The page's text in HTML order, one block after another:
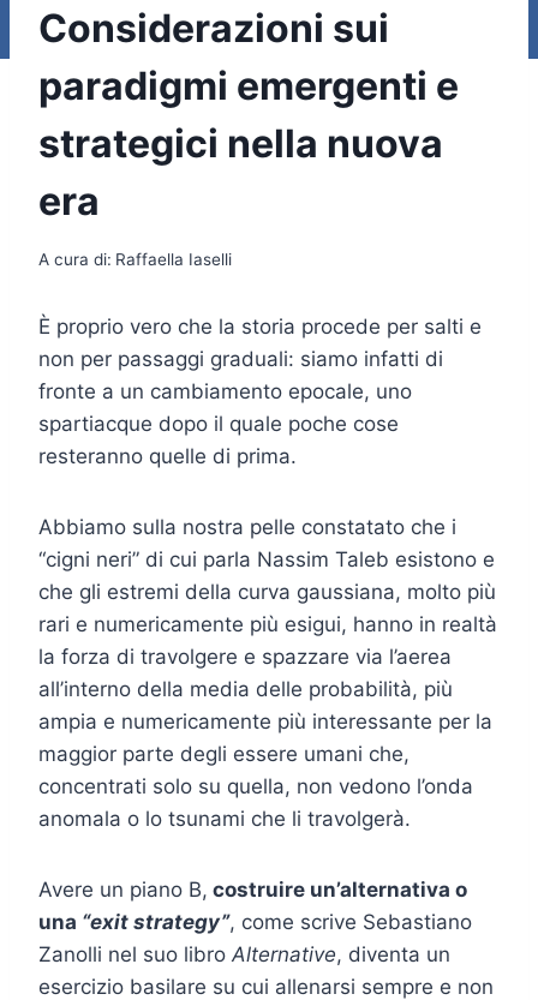
Considerazioni sui
paradigmi emergenti e
strategici nella nuova
era
A cura di: Raffaella Iaselli
È proprio vero che la storia procede per salti e
non per passaggi graduali: siamo infatti di
fronte a un cambiamento epocale, uno
spartiacque dopo il quale poche cose
resteranno quelle di prima.
Abbiamo sulla nostra pelle constatato che i
“cigni neri” di cui parla Nassim Taleb esistono e
che gli estremi della curva gaussiana, molto più
rari e numericamente più esigui, hanno in realtà
la forza di travolgere e spazzare via l’aerea
all’interno della media delle probabilità, più
ampia e numericamente più interessante per la
maggior parte degli essere umani che,
concentrati solo su quella, non vedono l’onda
anomala o lo tsunami che li travolgerà.
Avere un piano B, costruire un’alternativa o
una “exit strategy”, come scrive Sebastiano
Zanolli nel suo libro Alternative, diventa un
esercizio basilare su cui allenarsi sempre e non